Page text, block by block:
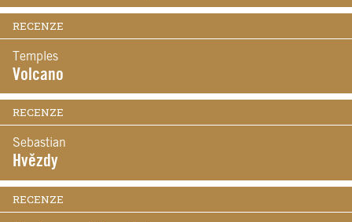
RECENZE
Temples
Volcano
RECENZE
Sebastian
Hvězdy
RECENZE